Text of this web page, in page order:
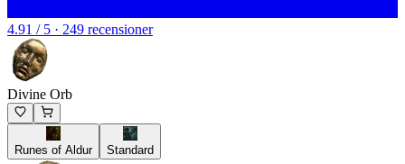
4.91 / 5 · 249 recensioner
Divine Orb
Runes of Aldur Standard